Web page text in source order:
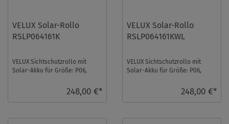
VELUX Solar-Rollo
RSLP064161K
VELUX Sichtschutzrollo mit
Solar-Akku für Größe: P06,
248,00 €*
VELUX Solar-Rollo
RSLP064161KWL
VELUX Sichtschutzrollo mit
Solar-Akku für Größe: P06,
248,00 €*